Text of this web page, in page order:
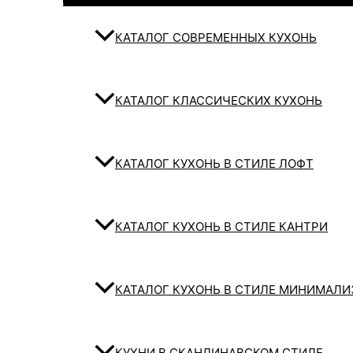
КАТАЛОГ СОВРЕМЕННЫХ КУХОНЬ
КАТАЛОГ КЛАССИЧЕСКИХ КУХОНЬ
КАТАЛОГ КУХОНЬ В СТИЛЕ ЛОФТ
КАТАЛОГ КУХОНЬ В СТИЛЕ КАНТРИ
КАТАЛОГ КУХОНЬ В СТИЛЕ